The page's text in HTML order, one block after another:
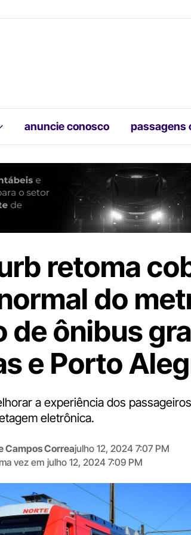
anuncie conosco passagens
retoma
do
de ônibus
e Porto
a experiência dos
eletrônica.
Campos Correajulho 12, 2024 7:07 PM
vez em julho 12, 2024 7:09 PM